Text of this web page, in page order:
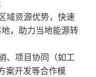
域资源优势，快速
，助力当地能源转
、项目协同（如工
案开发等合作模